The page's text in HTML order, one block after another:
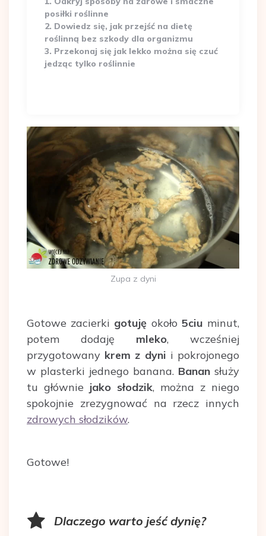
posiłki roślinne
2. Dowiedz się, jak przejść na dietę
roślinną bez szkody dla organizmu
3. Przekonaj się jak lekko można się czuć
jedząc tylko roślinnie
Zupa z dyni
Gotowe zacierki gotuję około 5ciu minut,
potem dodaję mleko, wcześniej
przygotowany krem z dyni i pokrojonego
w plasterki jednego banana. Banan służy
tu głównie jako słodzik, można z niego
spokojnie zrezygnować na rzecz innych
zdrowych słodzików.
Gotowe!
Dlaczego warto jeść dynię?